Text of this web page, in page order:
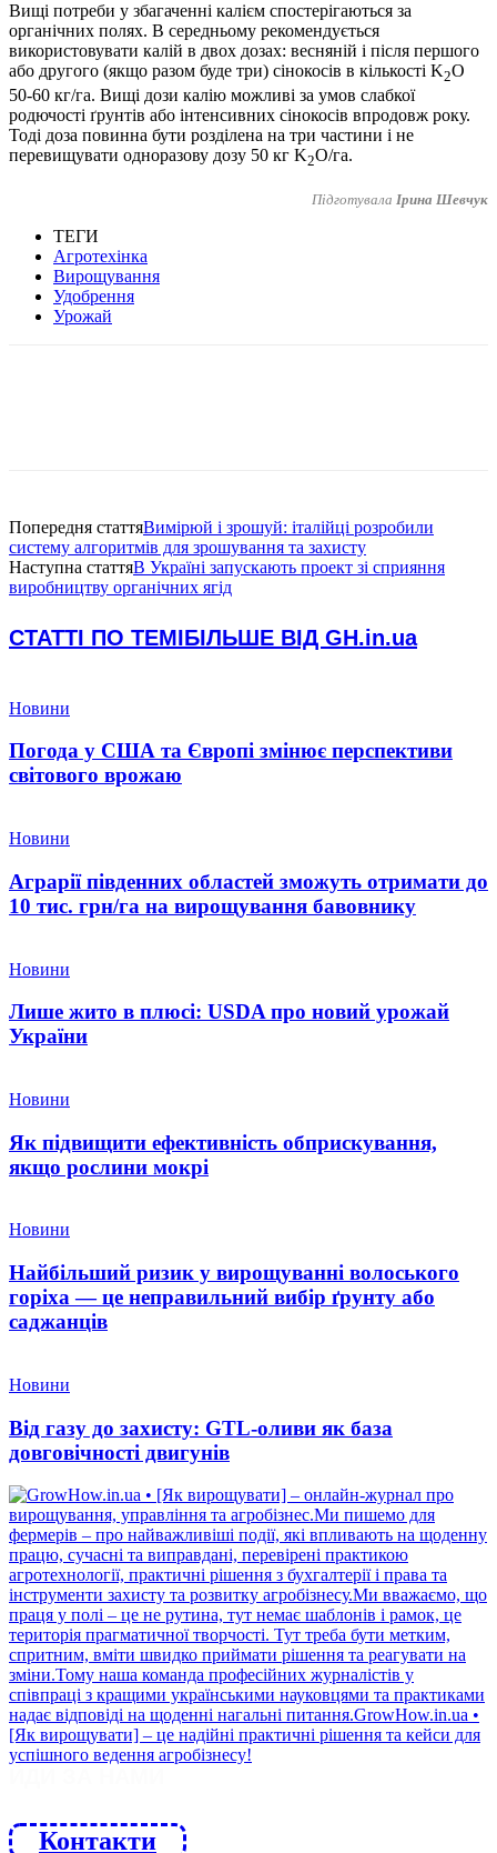
Вищі потреби у збагаченні калієм спостерігаються за
органічних полях. В середньому рекомендується
використовувати калій в двох дозах: весняній і після першого
або другого (якщо разом буде три) сінокосів в кількості K2O
50-60 кг/га. Вищі дози калію можливі за умов слабкої
родючості ґрунтів або інтенсивних сінокосів впродовж року.
Тоді доза повинна бути розділена на три частини і не
перевищувати одноразову дозу 50 кг K2O/га.
Підготувала Ірина Шевчук
ТЕГИ
Агротехінка
Вирощування
Удобрення
Урожай
Попередня статтяВимірюй і зрошуй: італійці розробили
систему алгоритмів для зрошування та захисту
Наступна статтяВ Україні запускають проект зі сприяння
виробництву органічних ягід
СТАТТІ ПО ТЕМІБІЛЬШЕ ВІД GH.in.ua
Новини
Погода у США та Європі змінює перспективи
світового врожаю
Новини
Аграрії південних областей зможуть отримати до
10 тис. грн/га на вирощування бавовнику
Новини
Лише жито в плюсі: USDA про новий урожай
України
Новини
Як підвищити ефективність обприскування,
якщо рослини мокрі
Новини
Найбільший ризик у вирощуванні волоського
горіха — це неправильний вибір ґрунту або
саджанців
Новини
Від газу до захисту: GTL-оливи як база
довговічності двигунів
Контакти